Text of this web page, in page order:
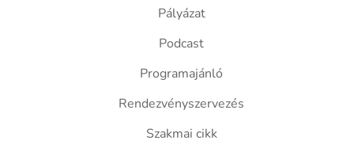
Pályázat
Podcast
Programajánló
Rendezvényszervezés
Szakmai cikk